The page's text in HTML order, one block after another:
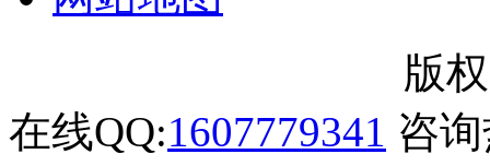
版
在线QQ:1607779341 咨